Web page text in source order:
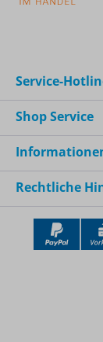
Service-
Shop Service
Rechtliche